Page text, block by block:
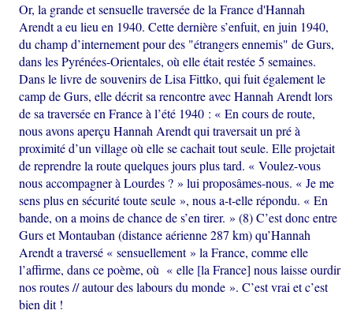
Or, la grande et sensuelle traversée de la France d'Hannah
Arendt a eu lieu en 1940. Cette dernière s’enfuit, en juin 1940,
du champ d’internement pour des "étrangers ennemis" de Gurs,
dans les Pyrénées-Orientales, où elle était restée 5 semaines.
Dans le livre de souvenirs de Lisa Fittko, qui fuit également le
camp de Gurs, elle décrit sa rencontre avec Hannah Arendt lors
de sa traversée en France à l’été 1940 : « En cours de route,
nous avons aperçu Hannah Arendt qui traversait un pré à
proximité d’un village où elle se cachait tout seule. Elle projetait
de reprendre la route quelques jours plus tard. « Voulez-vous
nous accompagner à Lourdes ? » lui proposâmes-nous. « Je me
sens plus en sécurité toute seule », nous a-t-elle répondu. « En
bande, on a moins de chance de s’en tirer. » (8) C’est donc entre
Gurs et Montauban (distance aérienne 287 km) qu’Hannah
Arendt a traversé « sensuellement » la France, comme elle
l’affirme, dans ce poème, où « elle [la France] nous laisse ourdir
nos routes // autour des labours du monde ». C’est vrai et c’est
bien dit !